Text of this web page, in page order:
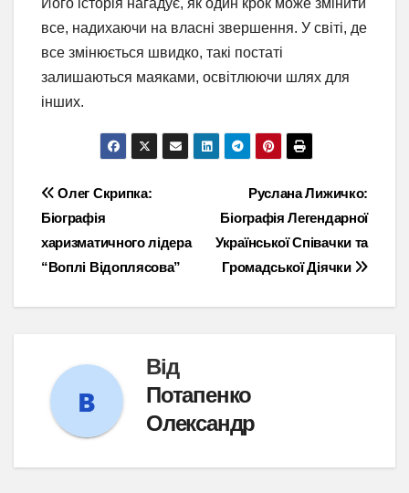
Його історія нагадує, як один крок може змінити
все, надихаючи на власні звершення. У світі, де
все змінюється швидко, такі постаті
залишаються маяками, освітлюючи шлях для
інших.
Навігація
записів
Руслана Лижичко:
Біографія Легендарної
Української Співачки та
Громадської Діячки
Олег Скрипка:
Біографія
харизматичного лідера
“Воплі Відоплясова”
Від
Потапенко
Олександр